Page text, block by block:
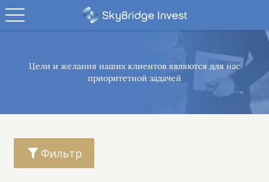
Цели и желания наших клиентов являются для нас
приоритетной задачей
Фильтр